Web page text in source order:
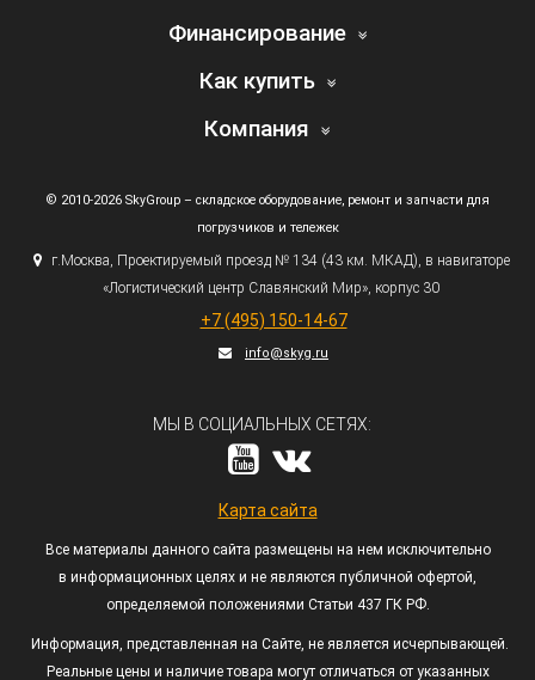
Финансирование
Как купить
Компания
© 2010-2026 SkyGroup – складское оборудование, ремонт и запчасти для
погрузчиков и тележек
г.Москва, Проектируемый проезд № 134 (43км. МКАД), в навигаторе
«Логистический центр Славянский Мир», корпус 30
+7 (495) 150-14-67
info@skyg.ru
МЫ В СОЦИАЛЬНЫХ СЕТЯХ:
Карта сайта
Все материалы данного сайта размещены на нем исключительно
в информационных целях и не являются публичной офертой,
определяемой положениями Статьи 437 ГК РФ.
Информация, представленная на Сайте, не является исчерпывающей.
Реальные цены и наличие товара могут отличаться от указанных